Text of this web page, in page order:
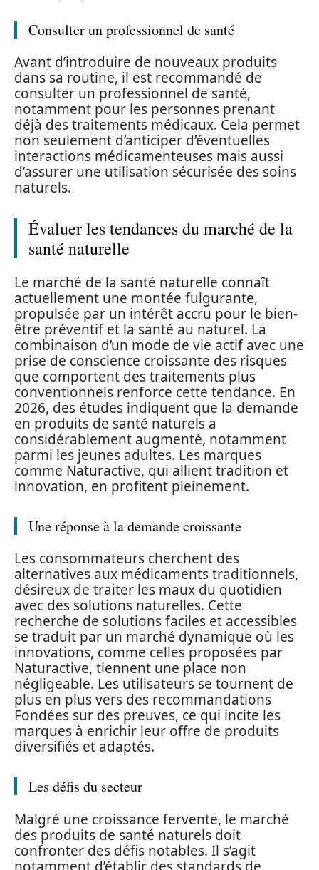
Consulter un professionnel de santé
Avant d’introduire de nouveaux produits
dans sa routine, il est recommandé de
consulter un professionnel de santé,
notamment pour les personnes prenant
déjà des traitements médicaux. Cela permet
non seulement d’anticiper d’éventuelles
interactions médicamenteuses mais aussi
d’assurer une utilisation sécurisée des soins
naturels.
Évaluer les tendances du marché de la
santé naturelle
Le marché de la santé naturelle connaît
actuellement une montée fulgurante,
propulsée par un intérêt accru pour le bien-
être préventif et la santé au naturel. La
combinaison d’un mode de vie actif avec une
prise de conscience croissante des risques
que comportent des traitements plus
conventionnels renforce cette tendance. En
2026, des études indiquent que la demande
en produits de santé naturels a
considérablement augmenté, notamment
parmi les jeunes adultes. Les marques
comme Naturactive, qui allient tradition et
innovation, en profitent pleinement.
Une réponse à la demande croissante
Les consommateurs cherchent des
alternatives aux médicaments traditionnels,
désireux de traiter les maux du quotidien
avec des solutions naturelles. Cette
recherche de solutions faciles et accessibles
se traduit par un marché dynamique où les
innovations, comme celles proposées par
Naturactive, tiennent une place non
négligeable. Les utilisateurs se tournent de
plus en plus vers des recommandations
Fondées sur des preuves, ce qui incite les
marques à enrichir leur offre de produits
diversifiés et adaptés.
Les défis du secteur
Malgré une croissance fervente, le marché
des produits de santé naturels doit
confronter des défis notables. Il s’agit
notamment d’établir des standards de